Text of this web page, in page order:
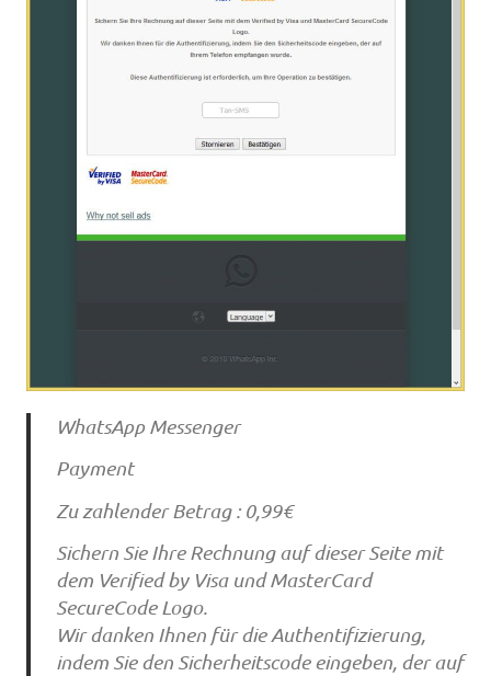
WhatsApp Messenger
Payment
Zu zahlender Betrag : 0,99€
Sichern Sie Ihre Rechnung auf dieser Seite mit
dem Verified by Visa und MasterCard
SecureCode Logo.
Wir danken Ihnen für die Authentifizierung,
indem Sie den Sicherheitscode eingeben, der auf